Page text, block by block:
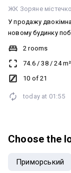
ЖК Зоряне містечко
У продажу
новому будинку
від СК «Будова».
панорамним
Ремонт виконано у
тепла підлога у
Документи в
2 rooms
74.6/38/24m²
10 of 21
today at 01:55
Choose the
Приморський